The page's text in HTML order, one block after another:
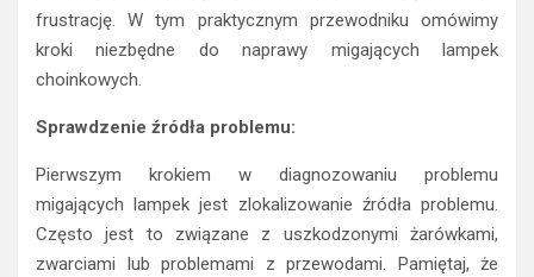
frustrację. W tym praktycznym przewodniku omówimy
kroki niezbędne do naprawy migających lampek
choinkowych.
Sprawdzenie źródła problemu:
Pierwszym krokiem w diagnozowaniu problemu
migających lampek jest zlokalizowanie źródła problemu.
Często jest to związane z uszkodzonymi żarówkami,
zwarciami lub problemami z przewodami. Pamiętaj, że